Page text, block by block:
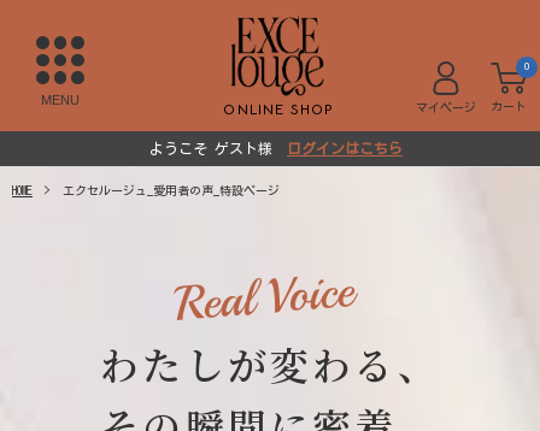
MENU ONLINE SHOP マイページ カート
0
ようこそ ゲスト様 ログインはこちら
HOME エクセルージュ_愛用者の声_特設ページ
Real Voice
わたしが変わる、